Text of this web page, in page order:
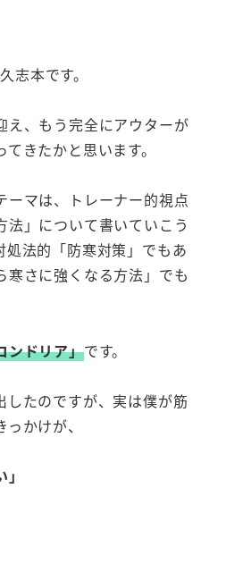
志本です。
え、もう完全にアウターが
きたかと思います。
ーマは、トレーナー的視点
法」について書いていこう
処法的「防寒対策」でもあ
寒さに強くなる方法」でも
ンドリア」です。
したのですが、実は僕が筋
かけが、